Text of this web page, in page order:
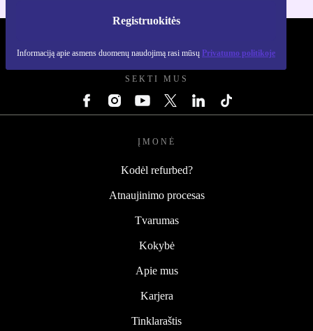
Registruokitės
Informaciją apie asmens duomenų naudojimą rasi mūsų Privatumo politikoje
SEKTI MUS
ĮMONĖ
Kodėl refurbed?
Atnaujinimo procesas
Tvarumas
Kokybė
Apie mus
Karjera
Tinklaraštis